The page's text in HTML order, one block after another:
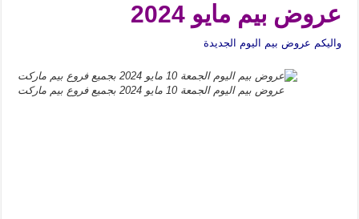
عروض بيم مايو 2024
واليكم عروض بيم اليوم الجديدة
عروض بيم اليوم الجمعة 10 مايو 2024 بجميع فروع بيم ماركت